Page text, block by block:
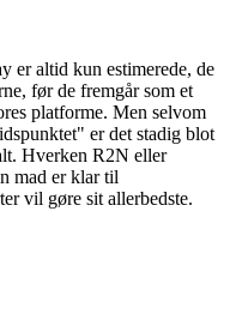
er altid kun estimerede, de
før de fremgår som et
platforme. Men selvom
er det stadig blot
Hverken R2N eller
mad er klar til
vil gøre sit allerbedste.